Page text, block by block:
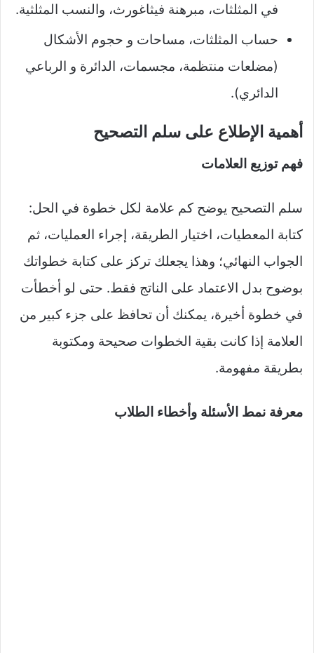
في المثلثات، مبرهنة فيثاغورث، والنسب المثلثية.​​
حساب المثلثات، مساحات و حجوم الأشكال
(مضلعات منتظمة، مجسمات، الدائرة و الرباعي
الدائري).​​
أهمية الإطلاع على سلم التصحيح
فهم توزيع العلامات
سلم التصحيح يوضح كم علامة لكل خطوة في الحل:
كتابة المعطيات، اختيار الطريقة، إجراء العمليات، ثم
الجواب النهائي؛ وهذا يجعلك تركز على كتابة خطواتك
بوضوح بدل الاعتماد على الناتج فقط. حتى لو أخطأت
في خطوة أخيرة، يمكنك أن تحافظ على جزء كبير من
العلامة إذا كانت بقية الخطوات صحيحة ومكتوبة
بطريقة مفهومة.​
معرفة نمط الأسئلة وأخطاء الطلاب